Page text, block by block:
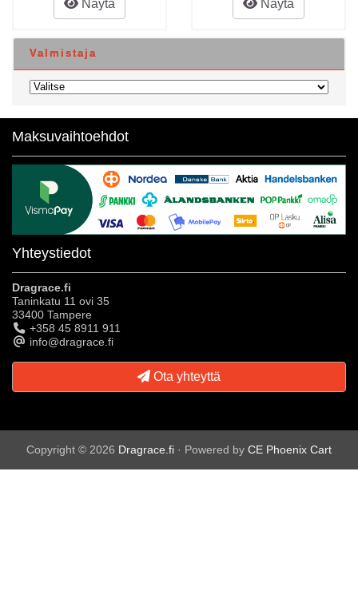
Näytä Näytä
Valmistaja
Maksuvaihtoehdot
Yhteystiedot
Dragrace.fi
Taninkatu 11 ovi 35
33400 Tampere
+358 45 8911 911
info@dragrace.fi
Ota yhteyttä
Copyright © 2026 Dragrace.fi · Powered by CE Phoenix Cart